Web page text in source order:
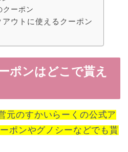
ーポン
ウトに使えるクーポン
ポンはどこで貰え
元のすかいらーくの公式ア
ポンやグノシーなどでも貰